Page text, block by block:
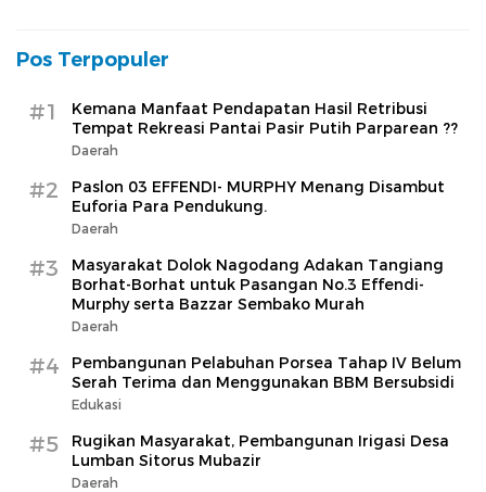
Pos Terpopuler
#1
Kemana Manfaat Pendapatan Hasil Retribusi
Tempat Rekreasi Pantai Pasir Putih Parparean ??
Daerah
#2
Paslon 03 EFFENDI- MURPHY Menang Disambut
Euforia Para Pendukung.
Daerah
#3
Masyarakat Dolok Nagodang Adakan Tangiang
Borhat-Borhat untuk Pasangan No.3 Effendi-
Murphy serta Bazzar Sembako Murah
Daerah
#4
Pembangunan Pelabuhan Porsea Tahap IV Belum
Serah Terima dan Menggunakan BBM Bersubsidi
Edukasi
#5
Rugikan Masyarakat, Pembangunan Irigasi Desa
Lumban Sitorus Mubazir
Daerah